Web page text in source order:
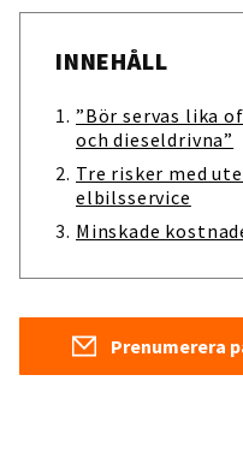
INNEHÅLL
”Bör servas lika
och dieseldrivna”
Tre risker med
elbilsservice
Minskade
Prenumerera